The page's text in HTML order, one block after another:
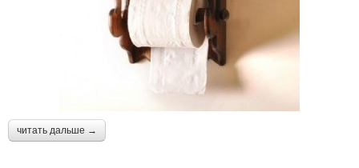
читать дальше →